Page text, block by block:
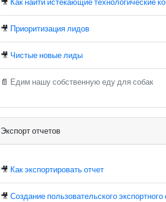
🎥 Как найти истекающие технологические
🎥 Приоритизация лидов
🎥 Чистые новые лиды
📄 Едим нашу собственную еду для собак
Экспорт отчетов
🎥 Как экспортировать отчет
🎥Создание пользовательского экспортного